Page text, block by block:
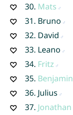
30. Mats
31. Bruno
32. David
33. Leano
34. Fritz
35. Benjamin
36. Julius
37. Jonathan